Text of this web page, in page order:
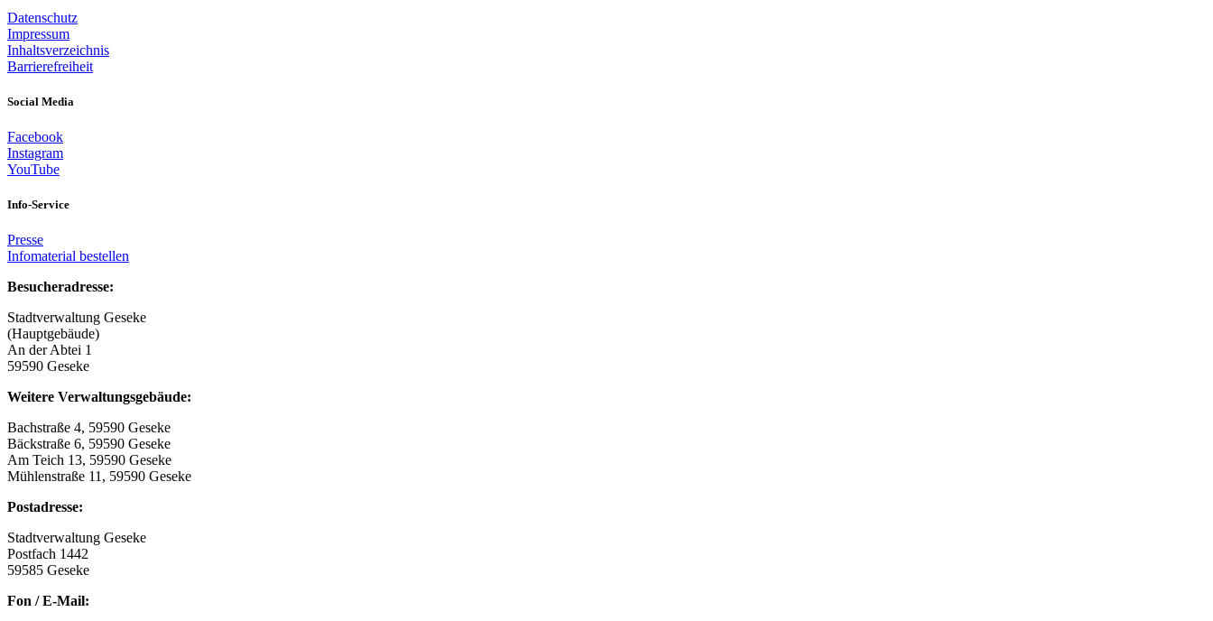
Datenschutz
Impressum
Inhaltsverzeichnis
Barrierefreiheit
Social Media
Facebook
Instagram
YouTube
Info-Service
Presse
Infomaterial bestellen
Besucheradresse:
Stadtverwaltung Geseke
(Hauptgebäude)
An der Abtei 1
59590 Geseke
Weitere Verwaltungsgebäude:
Bachstraße 4, 59590 Geseke
Bäckstraße 6, 59590 Geseke
Am Teich 13, 59590 Geseke
Mühlenstraße 11, 59590 Geseke
Postadresse:
Stadtverwaltung Geseke
Postfach 1442
59585 Geseke
Fon / E-Mail: